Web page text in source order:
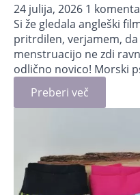
24 julija, 2026 1
Si že gledala angleški
pritrdilen, verjamem,
menstruacijo ne zdi
odlično novico! Morski
Preberi več